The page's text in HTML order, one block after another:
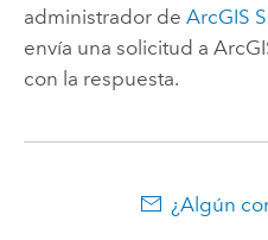
administrador de ArcGIS
envía una solicitud a
con la respuesta.
¿Algún